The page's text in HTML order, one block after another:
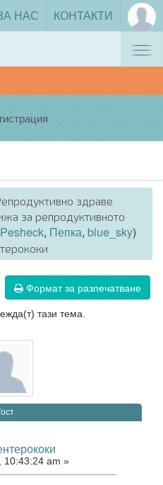
НАС КОНТАКТИ
здраве
за репродуктивното
Pesheck, Пепка, blue_sky)
Формат за разпечатване
тази тема.
10:43:24 am »